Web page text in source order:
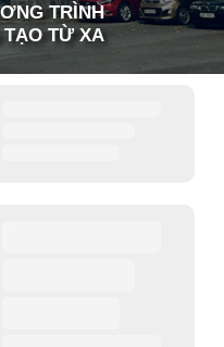
TRÌNH
TỪ XA